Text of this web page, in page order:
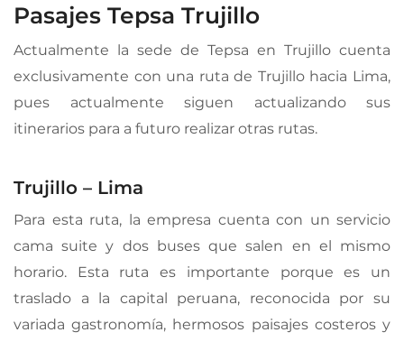
Pasajes Tepsa Trujillo
Actualmente la sede de Tepsa en Trujillo cuenta
exclusivamente con una ruta de Trujillo hacia Lima,
pues actualmente siguen actualizando sus
itinerarios para a futuro realizar otras rutas.
Trujillo – Lima
Para esta ruta, la empresa cuenta con un servicio
cama suite y dos buses que salen en el mismo
horario. Esta ruta es importante porque es un
traslado a la capital peruana, reconocida por su
variada gastronomía, hermosos paisajes costeros y